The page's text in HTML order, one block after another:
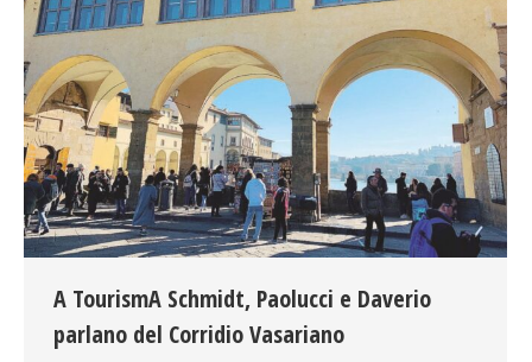
A TourismA Schmidt, Paolucci e Daverio
parlano del Corridio Vasariano